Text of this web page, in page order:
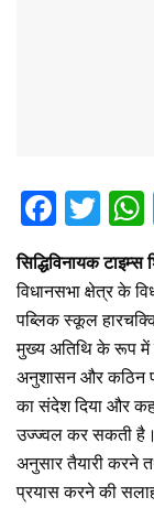
F
a
ce
b
o
o
k
T
tt
er
सिद्धिविनायक टाइम्स
विधानसभा क्षेत्र के
पब्लिक स्कूल
मुख्य अतिथि के रूप में
अनुशासन और कठिन
का संदेश दिया और कहा
उज्ज्वल कर सकती है।
अनुसार तैयारी करने
प्रयास करने की